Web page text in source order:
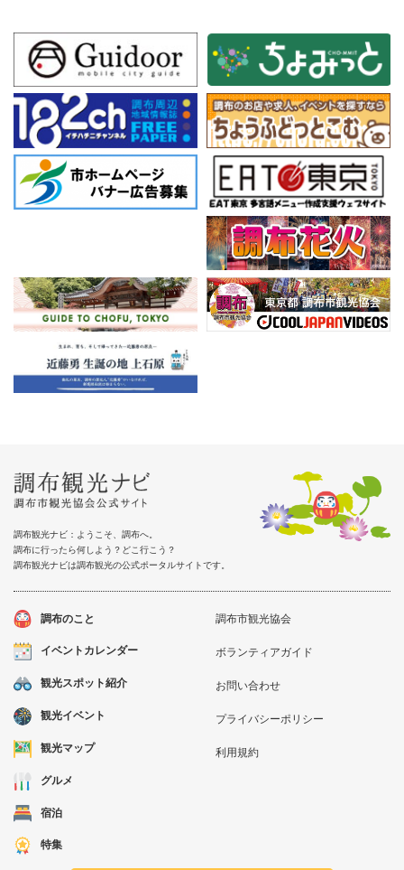
調布観光ナビ：ようこそ、調布へ。
調布に行ったら何しよう？どこ行こう？
調布観光ナビは調布観光の公式ポータルサイトです。
調布のこと
イベントカレンダー
観光スポット紹介
観光イベント
観光マップ
グルメ
宿泊
特集
調布市観光協会
ボランティアガイド
お問い合わせ
プライバシーポリシー
利用規約